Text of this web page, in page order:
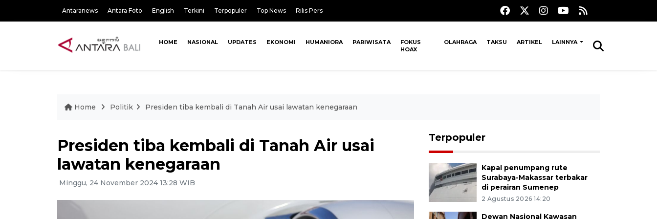
Antaranews Antara Foto English Terkini Terpopuler Top News Rilis Pers
HOME NASIONAL UPDATES EKONOMI HUMANIORA PARIWISATA
FOKUS
HOAX
OLAHRAGA TAKSU ARTIKEL LAINNYA
Home Politik Presiden tiba kembali di Tanah Air usai lawatan kenegaraan
Presiden tiba kembali di Tanah Air usai
lawatan kenegaraan
Minggu, 24 November 2024 13:28 WIB
Terpopuler
Kapal penumpang rute
Surabaya-Makassar terbakar
di perairan Sumenep
2 Agustus 2026 14:20
Dewan Nasional Kawasan